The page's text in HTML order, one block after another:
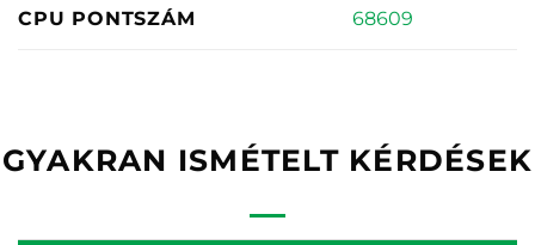
CPU PONTSZÁM 68609
GYAKRAN ISMÉTELT KÉRDÉSEK